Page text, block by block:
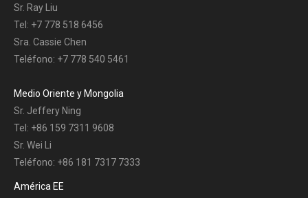
Sr. Ray Liu
Tel: +7 778 518 6456
Sra. Cassie Chen
Teléfono: +7 778 540 5461
Medio Oriente y Mongolia
Sr. Jeffery Ning
Tel: +86 159 7311 9608
Sr. Wei Li
Teléfono: +86 181 7317 7333
América EE